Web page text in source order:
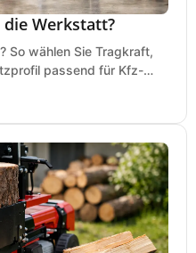
Werkstatt?
So wählen Sie Tragkraft,
passend für Kfz-